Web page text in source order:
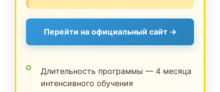
Перейти на официальный сайт →
Длительность программы — 4 месяца
интенсивного обучения